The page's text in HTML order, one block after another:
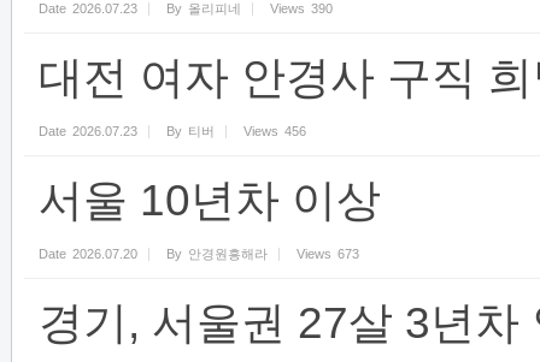
Date 2026.07.23 By 올리피네 Views 390
대전 여자 안경사 구직
Date 2026.07.23 By 티버 Views 456
서울 10년차 이상
Date 2026.07.20 By 안경원흥해라 Views 673
경기, 서울권 27살 3년